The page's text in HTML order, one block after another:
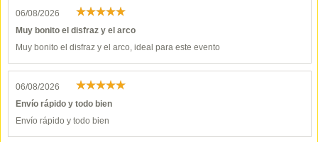
06/08/2026
Muy bonito el disfraz y el arco
Muy bonito el disfraz y el arco, ideal para este evento
06/08/2026
Envío rápido y todo bien
Envío rápido y todo bien